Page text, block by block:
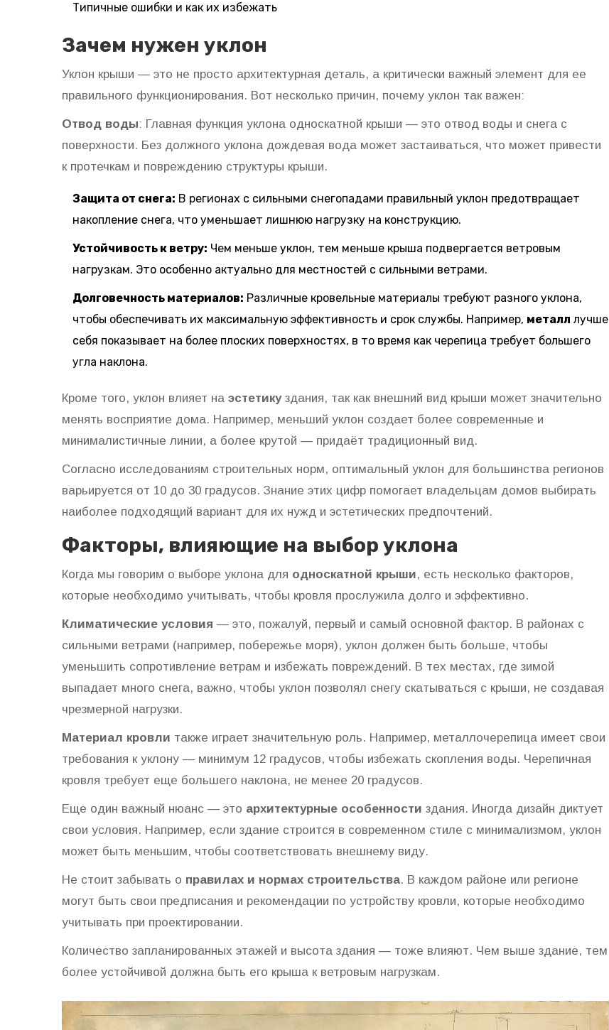
Типичные ошибки и как их избежать
Зачем нужен уклон
Уклон крыши — это не просто архитектурная деталь, а критически важный элемент для ее
правильного функционирования. Вот несколько причин, почему уклон так важен:
Отвод воды: Главная функция уклона односкатной крыши — это отвод воды и снега с
поверхности. Без должного уклона дождевая вода может застаиваться, что может привести
к протечкам и повреждению структуры крыши.
Защита от снега: В регионах с сильными снегопадами правильный уклон предотвращает
накопление снега, что уменьшает лишнюю нагрузку на конструкцию.
Устойчивость к ветру: Чем меньше уклон, тем меньше крыша подвергается ветровым
нагрузкам. Это особенно актуально для местностей с сильными ветрами.
Долговечность материалов: Различные кровельные материалы требуют разного уклона,
чтобы обеспечивать их максимальную эффективность и срок службы. Например, металл лучше
себя показывает на более плоских поверхностях, в то время как черепица требует большего
угла наклона.
Кроме того, уклон влияет на эстетикуздания, так как внешний вид крыши может значительно
менять восприятие дома. Например, меньший уклон создает более современные и
минималистичные линии, а более крутой — придаёт традиционный вид.
Согласно исследованиям строительных норм, оптимальный уклон для большинства регионов
варьируется от 10 до 30 градусов. Знание этих цифр помогает владельцам домов выбирать
наиболее подходящий вариант для их нужд и эстетических предпочтений.
Факторы, влияющие на выбор уклона
Когда мы говорим о выборе уклона для односкатной крыши, есть несколько факторов,
которые необходимо учитывать, чтобы кровля прослужила долго и эффективно.
Климатические условия — это, пожалуй, первый и самый основной фактор. В районах с
сильными ветрами (например, побережье моря), уклон должен быть больше, чтобы
уменьшить сопротивление ветрам и избежать повреждений. В тех местах, где зимой
выпадает много снега, важно, чтобы уклон позволял снегу скатываться с крыши, не создавая
чрезмерной нагрузки.
Материал кровли также играет значительную роль. Например, металлочерепица имеет свои
требования к уклону — минимум 12 градусов, чтобы избежать скопления воды. Черепичная
кровля требует еще большего наклона, не менее 20 градусов.
Еще один важный нюанс — это архитектурные особенности здания. Иногда дизайн диктует
свои условия. Например, если здание строится в современном стиле с минимализмом, уклон
может быть меньшим, чтобы соответствовать внешнему виду.
Не стоит забывать о правилах и нормах строительства. В каждом районе или регионе
могут быть свои предписания и рекомендации по устройству кровли, которые необходимо
учитывать при проектировании.
Количество запланированных этажей и высота здания — тоже влияют. Чем выше здание, тем
более устойчивой должна быть его крыша к ветровым нагрузкам.